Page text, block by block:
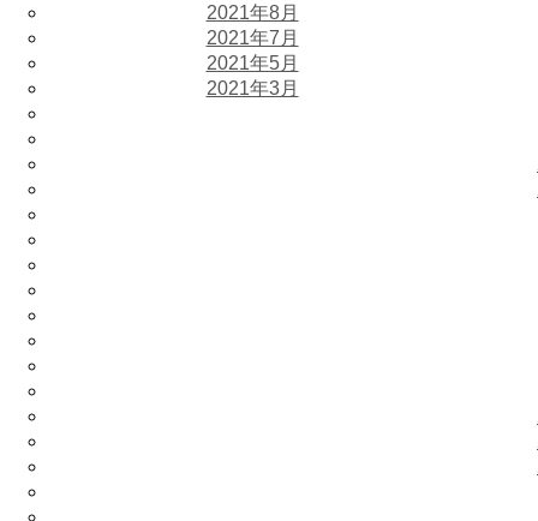
2021年8月
2021年7月
2021年5月
2021年3月